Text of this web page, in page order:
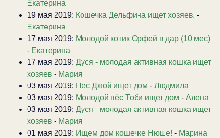
Екатерина
19 мая 2019: Кошечка Дельфина ищет хозяев. -
Екатерина
17 мая 2019: Молодой котик Орфей в дар (10 мес)
- Екатерина
17 мая 2019: Дуся - молодая активная кошка ищет
хозяев - Мария
03 мая 2019: Пёс Джой ищет дом - Людмила
03 мая 2019: Молодой пёс Тоби ищет дом - Алена
03 мая 2019: Дуся - молодая активная кошка ищет
хозяев - Мария
01 мая 2019: Ищем дом кошечке Нюше! - Марина